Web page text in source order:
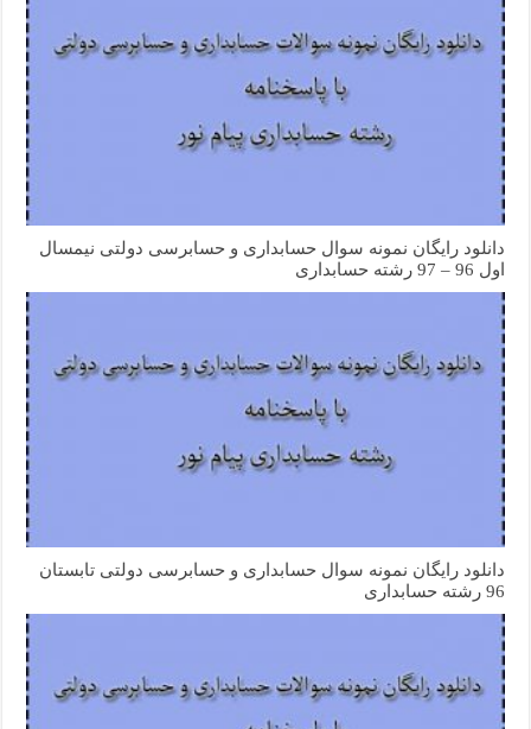
دانلود رایگان نمونه سوال حسابداری و حسابرسی دولتی نیمسال
اول 96 – 97 رشته حسابداری
دانلود رایگان نمونه سوال حسابداری و حسابرسی دولتی تابستان
96 رشته حسابداری